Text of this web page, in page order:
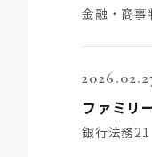
金融・商
銀行法務